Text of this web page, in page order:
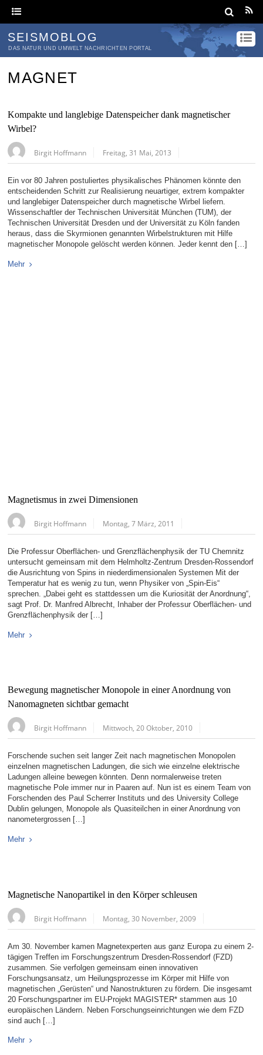
SEISMOBLOG
DAS NATUR UND UMWELT NACHRICHTEN PORTAL
MAGNET
Kompakte und langlebige Datenspeicher dank magnetischer
Wirbel?
Birgit Hoffmann Freitag, 31 Mai, 2013
Ein vor 80 Jahren postuliertes physikalisches Phänomen könnte den
entscheidenden Schritt zur Realisierung neuartiger, extrem kompakter
und langlebiger Datenspeicher durch magnetische Wirbel liefern.
Wissenschaftler der Technischen Universität München (TUM), der
Technischen Universität Dresden und der Universität zu Köln fanden
heraus, dass die Skyrmionen genannten Wirbelstrukturen mit Hilfe
magnetischer Monopole gelöscht werden können. Jeder kennt den […]
Mehr
Magnetismus in zwei Dimensionen
Birgit Hoffmann Montag, 7 März, 2011
Die Professur Oberflächen- und Grenzflächenphysik der TU Chemnitz
untersucht gemeinsam mit dem Helmholtz-Zentrum Dresden-Rossendorf
die Ausrichtung von Spins in niederdimensionalen Systemen Mit der
Temperatur hat es wenig zu tun, wenn Physiker von „Spin-Eis“
sprechen. „Dabei geht es stattdessen um die Kuriosität der Anordnung“,
sagt Prof. Dr. Manfred Albrecht, Inhaber der Professur Oberflächen- und
Grenzflächenphysik der […]
Mehr
Bewegung magnetischer Monopole in einer Anordnung von
Nanomagneten sichtbar gemacht
Birgit Hoffmann Mittwoch, 20 Oktober, 2010
Forschende suchen seit langer Zeit nach magnetischen Monopolen
einzelnen magnetischen Ladungen, die sich wie einzelne elektrische
Ladungen alleine bewegen könnten. Denn normalerweise treten
magnetische Pole immer nur in Paaren auf. Nun ist es einem Team von
Forschenden des Paul Scherrer Instituts und des University College
Dublin gelungen, Monopole als Quasiteilchen in einer Anordnung von
nanometergrossen […]
Mehr
Magnetische Nanopartikel in den Körper schleusen
Birgit Hoffmann Montag, 30 November, 2009
Am 30. November kamen Magnetexperten aus ganz Europa zu einem 2-
tägigen Treffen im Forschungszentrum Dresden-Rossendorf (FZD)
zusammen. Sie verfolgen gemeinsam einen innovativen
Forschungsansatz, um Heilungsprozesse im Körper mit Hilfe von
magnetischen „Gerüsten“ und Nanostrukturen zu fördern. Die insgesamt
20 Forschungspartner im EU-Projekt MAGISTER* stammen aus 10
europäischen Ländern. Neben Forschungseinrichtungen wie dem FZD
sind auch […]
Mehr